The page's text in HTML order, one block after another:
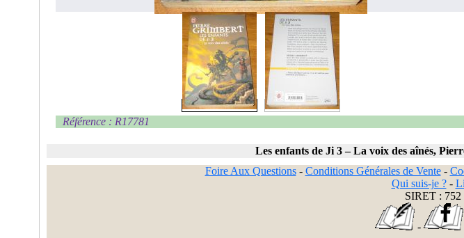
Référence : R17781
Les enfants de Ji 3 – La voix des aînés,
Foire Aux Questions- Conditions Générales de Vente-
Qui suis-je ?-
SIRET : 752
-